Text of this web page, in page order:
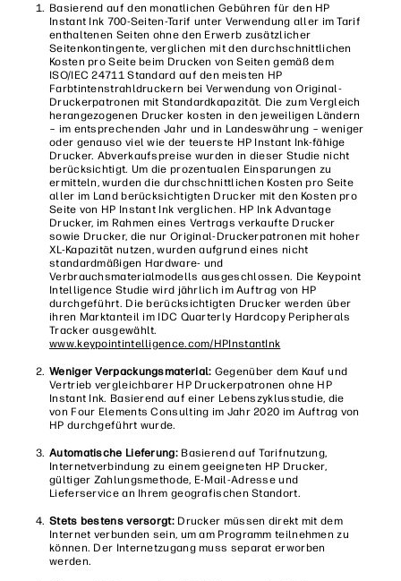
Basierend auf den monatlichen Gebühren für den HP
Instant Ink 700-Seiten-Tarif unter Verwendung aller im Tarif
enthaltenen Seiten ohne den Erwerb zusätzlicher
Seitenkontingente, verglichen mit den durchschnittlichen
Kosten pro Seite beim Drucken von Seiten gemäß dem
ISO/IEC 24711 Standard auf den meisten HP
Farbtintenstrahldruckern bei Verwendung von Original-
Druckerpatronen mit Standardkapazität. Die zum Vergleich
herangezogenen Drucker kosten in den jeweiligen Ländern
– im entsprechenden Jahr und in Landeswährung – weniger
oder genauso viel wie der teuerste HP Instant Ink-fähige
Drucker. Abverkaufspreise wurden in dieser Studie nicht
berücksichtigt. Um die prozentualen Einsparungen zu
ermitteln, wurden die durchschnittlichen Kosten pro Seite
aller im Land berücksichtigten Drucker mit den Kosten pro
Seite von HP Instant Ink verglichen. HP Ink Advantage
Drucker, im Rahmen eines Vertrags verkaufte Drucker
sowie Drucker, die nur Original-Druckerpatronen mit hoher
XL-Kapazität nutzen, wurden aufgrund eines nicht
standardmäßigen Hardware- und
Verbrauchsmaterialmodells ausgeschlossen. Die Keypoint
Intelligence Studie wird jährlich im Auftrag von HP
durchgeführt. Die berücksichtigten Drucker werden über
ihren Marktanteil im IDC Quarterly Hardcopy Peripherals
Tracker ausgewählt.
www.keypointintelligence.com/HPInstantInk
Weniger Verpackungsmaterial: Gegenüber dem Kauf und
Vertrieb vergleichbarer HP Druckerpatronen ohne HP
Instant Ink. Basierend auf einer Lebenszyklusstudie, die
von Four Elements Consulting im Jahr 2020 im Auftrag von
HP durchgeführt wurde.
Automatische Lieferung:Basierend auf Tarifnutzung,
Internetverbindung zu einem geeigneten HP Drucker,
gültiger Zahlungsmethode, E-Mail-Adresse und
Lieferservice an Ihrem geografischen Standort.
Stets bestens versorgt:Drucker müssen direkt mit dem
Internet verbunden sein, um am Programm teilnehmen zu
können. Der Internetzugang muss separat erworben
werden.